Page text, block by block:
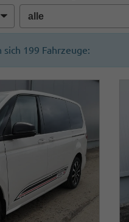
sich 199 Fahrzeuge: